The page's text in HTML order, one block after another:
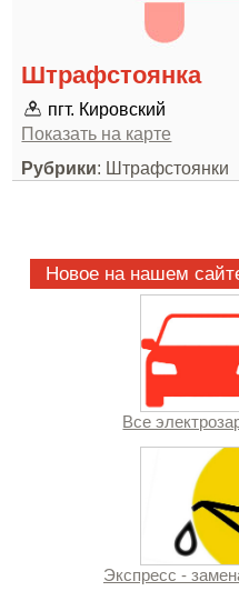
Штрафстоянка
пгт. Кировский
Показать на карте
Рубрики: Штрафстоянки
Новое на нашем
Все
Экспресс -